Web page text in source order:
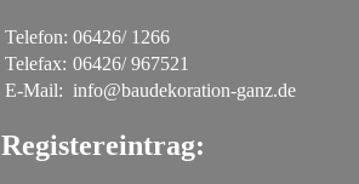
Telefon: 06426/ 1266
Telefax: 06426/ 967521
E-Mail: info@baudekoration-ganz.de
Registereintrag: